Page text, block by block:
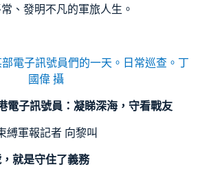
、發明不凡的軍旅人生。
電子訊號員們的一天。日常巡查。 丁
國偉 攝
電子訊號員：凝睇深海，守看戰友
縛軍報記者 向黎叫
就是守住了義務